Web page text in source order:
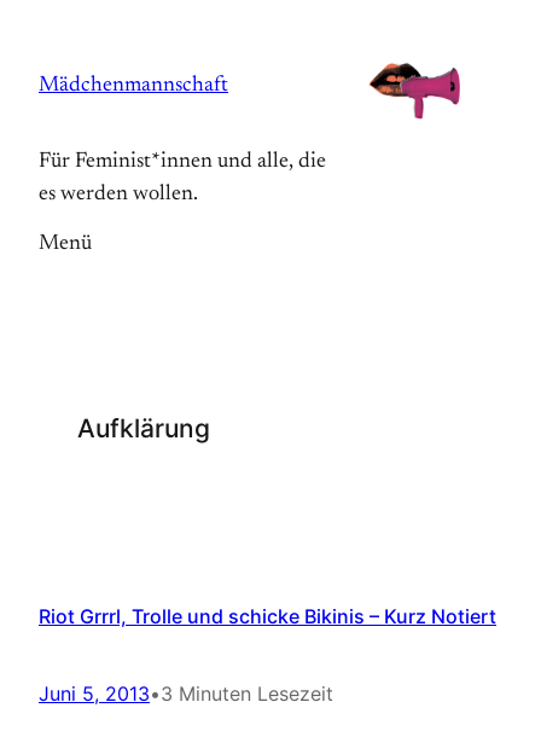
springen
Mädchenmannschaft
Für Feminist*innen und alle, die
es werden wollen.
Menü
Aufklärung
Riot Grrrl, Trolle und schicke Bikinis – Kurz Notiert
Juni 5, 2013•3 Minuten Lesezeit